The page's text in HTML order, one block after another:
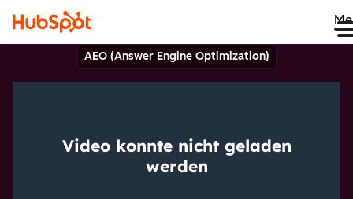
AEO (Answer Engine Optimization)